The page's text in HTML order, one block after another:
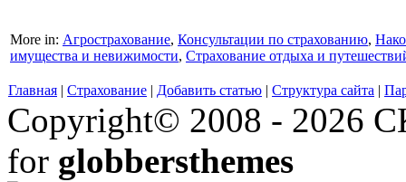
More in: Агрострахование, Консультации по страхованию,
имущества и невижимости, Страхование отдыха и
Главная | Страхование | Добавить статью | Структура сайта |
Copyright© 2008 - 2026
for globbersthemes